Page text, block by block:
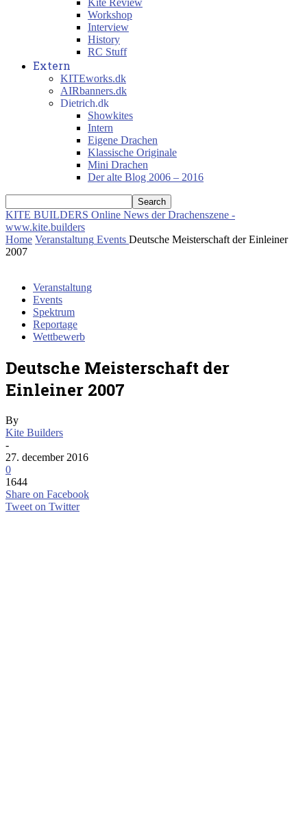
Kite Review
Workshop
Interview
History
RC Stuff
Extern
KITEworks.dk
AIRbanners.dk
Dietrich.dk
Showkites
Intern
Eigene Drachen
Klassische Originale
Mini Drachen
Der alte Blog 2006 – 2016
KITE BUILDERS Online News der Drachenszene -
www.kite.builders
Home Veranstaltung Events Deutsche Meisterschaft der Einleiner
2007
Veranstaltung
Events
Spektrum
Reportage
Wettbewerb
Deutsche Meisterschaft der
Einleiner 2007
By
Kite Builders
-
27. december 2016
0
1644
Share on Facebook
Tweet on Twitter